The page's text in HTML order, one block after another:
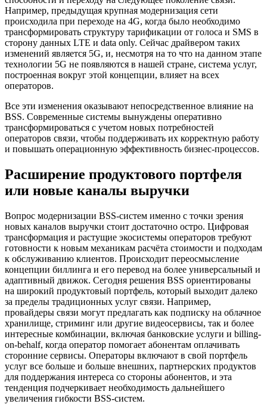
Например, предыдущая крупная модернизация сети
происходила при переходе на 4G, когда было необходимо
трансформировать структуру тарификации от голоса и SMS в
сторону данных LTE и data only. Сейчас драйвером таких
изменений является 5G, и, несмотря на то что на данном этапе
технологии 5G не появляются в нашей стране, система услуг,
построенная вокруг этой концепции, влияет на всех
операторов.
Все эти изменения оказывают непосредственное влияние на
BSS. Современные системы вынуждены оперативно
трансформироваться с учетом новых потребностей
операторов связи, чтобы поддерживать их корректную работу
и повышать операционную эффективность бизнес-процессов.
Расширение продуктового портфеля
или новые каналы выручки
Вопрос модернизации BSS-систем именно с точки зрения
новых каналов выручки стоит достаточно остро. Цифровая
трансформация и растущие экосистемы операторов требуют
готовности к новым механикам расчёта стоимости и подходам
к обслуживанию клиентов. Происходит переосмысление
концепции биллинга и его перевод на более универсальный и
адаптивный движок. Сегодня решения BSS ориентированы
на широкий продуктовый портфель, который выходит далеко
за пределы традиционных услуг связи. Например,
провайдеры связи могут предлагать как подписку на облачное
хранилище, стриминг или другие видеосервисы, так и более
интересные комбинации, включая банковские услуги и billing-
on-behalf, когда оператор помогает абонентам оплачивать
сторонние сервисы. Операторы включают в свой портфель
услуг все больше и больше внешних, партнерских продуктов
для поддержания интереса со стороны абонентов, и эта
тенденция подчеркивает необходимость дальнейшего
увеличения гибкости BSS-систем.